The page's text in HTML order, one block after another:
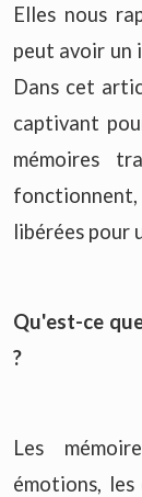
Elles nous
peut avoir un
Dans cet
captivant
mémoires
libérées pour
Qu'est-ce
?
Les
émotions, les